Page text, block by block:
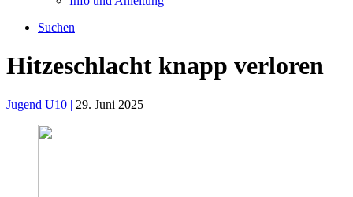
Suchen
Hitzeschlacht knapp verloren
Jugend U10 | 29. Juni 2025